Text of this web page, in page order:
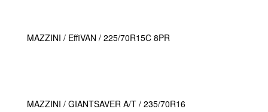
MAZZINI / EffiVAN / 225/70R15C 8PR
MAZZINI / GIANTSAVER A/T / 235/70R16